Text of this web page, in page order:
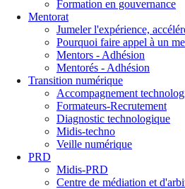
Formation en gouvernance
Mentorat
Jumeler l'expérience,
Pourquoi faire appel à un
Mentors - Adhésion
Mentorés - Adhésion
Transition numérique
Accompagnement
Formateurs-Recrutement
Diagnostic technologique
Midis-techno
Veille numérique
PRD
Midis-PRD
Centre de médiation et